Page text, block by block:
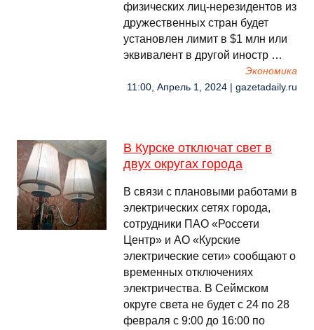
физических лиц-нерезидентов из
дружественных стран будет
установлен лимит в $1 млн или
эквивалент в другой иностр …
Экономика
11:00, Апрель 1, 2024 | gazetadaily.ru
В Курске отключат свет в
двух округах города
В связи с плановыми работами в
электрических сетях города,
сотрудники ПАО «Россети
Центр» и АО «Курские
электрические сети» сообщают о
временных отключениях
электричества. В Сеймском
округе света не будет с 24 по 28
февраля с 9:00 до 16:00 по